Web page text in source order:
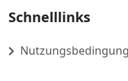
Schnelllinks